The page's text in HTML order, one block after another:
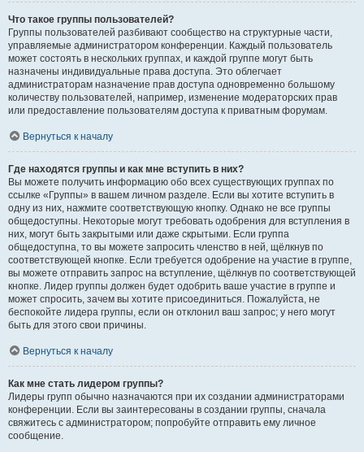
Что такое группы пользователей?
Группы пользователей разбивают сообщество на структурные части,
управляемые администратором конференции. Каждый пользователь
может состоять в нескольких группах, и каждой группе могут быть
назначены индивидуальные права доступа. Это облегчает
администраторам назначение прав доступа одновременно большому
количеству пользователей, например, изменение модераторских прав
или предоставление пользователям доступа к приватным форумам.
Вернуться к началу
Где находятся группы и как мне вступить в них?
Вы можете получить информацию обо всех существующих группах по
ссылке «Группы» в вашем личном разделе. Если вы хотите вступить в
одну из них, нажмите соответствующую кнопку. Однако не все группы
общедоступны. Некоторые могут требовать одобрения для вступления в
них, могут быть закрытыми или даже скрытыми. Если группа
общедоступна, то вы можете запросить членство в ней, щёлкнув по
соответствующей кнопке. Если требуется одобрение на участие в группе,
вы можете отправить запрос на вступление, щёлкнув по соответствующей
кнопке. Лидер группы должен будет одобрить ваше участие в группе и
может спросить, зачем вы хотите присоединиться. Пожалуйста, не
беспокойте лидера группы, если он отклонил ваш запрос; у него могут
быть для этого свои причины.
Вернуться к началу
Как мне стать лидером группы?
Лидеры групп обычно назначаются при их создании администраторами
конференции. Если вы заинтересованы в создании группы, сначала
свяжитесь с администратором; попробуйте отправить ему личное
сообщение.